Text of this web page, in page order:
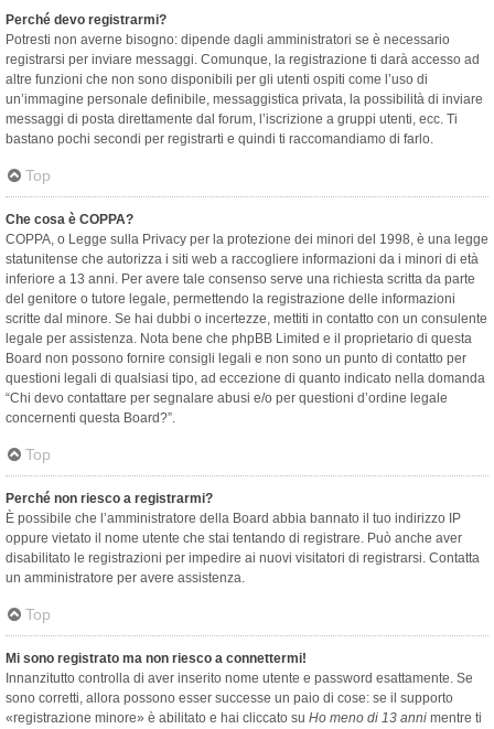
Perché devo registrarmi?
Potresti non averne bisogno: dipende dagli amministratori se è necessario
registrarsi per inviare messaggi. Comunque, la registrazione ti darà accesso ad
altre funzioni che non sono disponibili per gli utenti ospiti come l’uso di
un’immagine personale definibile, messaggistica privata, la possibilità di inviare
messaggi di posta direttamente dal forum, l’iscrizione a gruppi utenti, ecc. Ti
bastano pochi secondi per registrarti e quindi ti raccomandiamo di farlo.
Top
Che cosa è COPPA?
COPPA, o Legge sulla Privacy per la protezione dei minori del 1998, è una legge
statunitense che autorizza i siti web a raccogliere informazioni da i minori di età
inferiore a 13 anni. Per avere tale consenso serve una richiesta scritta da parte
del genitore o tutore legale, permettendo la registrazione delle informazioni
scritte dal minore. Se hai dubbi o incertezze, mettiti in contatto con un consulente
legale per assistenza. Nota bene che phpBB Limited e il proprietario di questa
Board non possono fornire consigli legali e non sono un punto di contatto per
questioni legali di qualsiasi tipo, ad eccezione di quanto indicato nella domanda
“Chi devo contattare per segnalare abusi e/o per questioni d’ordine legale
concernenti questa Board?”.
Top
Perché non riesco a registrarmi?
È possibile che l’amministratore della Board abbia bannato il tuo indirizzo IP
oppure vietato il nome utente che stai tentando di registrare. Può anche aver
disabilitato le registrazioni per impedire ai nuovi visitatori di registrarsi. Contatta
un amministratore per avere assistenza.
Top
Mi sono registrato ma non riesco a connettermi!
Innanzitutto controlla di aver inserito nome utente e password esattamente. Se
sono corretti, allora possono esser successe un paio di cose: se il supporto
«registrazione minore» è abilitato e hai cliccato su Ho meno di 13 anni mentre ti